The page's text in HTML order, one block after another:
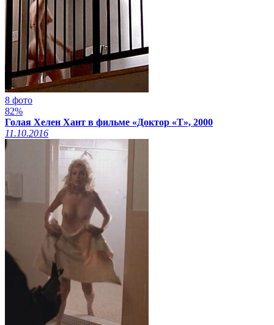
8 фото
82%
Голая Хелен Хант в фильме «Доктор «Т», 2000
11.10.2016